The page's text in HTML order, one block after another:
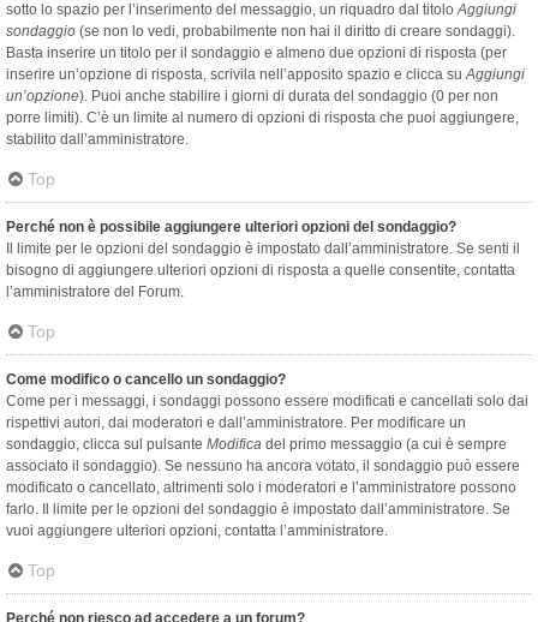
sotto lo spazio per l’inserimento del messaggio, un riquadro dal titoloAggiungi
sondaggio (se non lo vedi, probabilmente non hai il diritto di creare sondaggi).
Basta inserire un titolo per il sondaggio e almeno due opzioni di risposta (per
inserire un’opzione di risposta, scrivila nell’apposito spazio e clicca suAggiungi
un’opzione). Puoi anche stabilire i giorni di durata del sondaggio (0 per non
porre limiti). C’è un limite al numero di opzioni di risposta che puoi aggiungere,
stabilito dall’amministratore.
Top
Perché non è possibile aggiungere ulteriori opzioni del sondaggio?
Il limite per le opzioni del sondaggio è impostato dall’amministratore. Se senti il
bisogno di aggiungere ulteriori opzioni di risposta a quelle consentite, contatta
l’amministratore del Forum.
Top
Come modifico o cancello un sondaggio?
Come per i messaggi, i sondaggi possono essere modificati e cancellati solo dai
rispettivi autori, dai moderatori e dall’amministratore. Per modificare un
sondaggio, clicca sul pulsante Modifica del primo messaggio (a cui è sempre
associato il sondaggio). Se nessuno ha ancora votato, il sondaggio può essere
modificato o cancellato, altrimenti solo i moderatori e l’amministratore possono
farlo. Il limite per le opzioni del sondaggio è impostato dall’amministratore. Se
vuoi aggiungere ulteriori opzioni, contatta l’amministratore.
Top
Perché non riesco ad accedere a un forum?